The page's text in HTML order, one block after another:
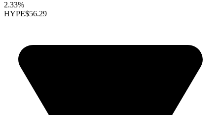
2.33%
HYPE$56.29